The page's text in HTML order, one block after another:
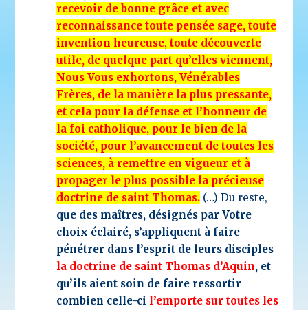
recevoir de bonne grâce et avec
reconnaissance toute pensée sage, toute
invention heureuse, toute découverte
utile, de quelque part qu’elles viennent,
Nous Vous exhortons, Vénérables
Frères, de la manière la plus pressante,
et cela pour la défense et l’honneur de
la foi catholique, pour le bien de la
société, pour l’avancement de toutes les
sciences, à remettre en vigueur et à
propager le plus possible la précieuse
doctrine de saint Thomas. (…) Du reste,
que des maîtres, désignés par Votre
choix éclairé, s’appliquent à faire
pénétrer dans l’esprit de leurs disciples
la doctrine de saint Thomas d’Aquin, et
qu’ils aient soin de faire ressortir
combien celle-ci l’emporte sur toutes les